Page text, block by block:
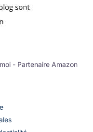
- Partenaire Amazon